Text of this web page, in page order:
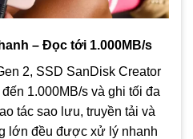
– Đọc tới 1.000MB/s
2, SSD SanDisk Creator
1.000MB/s và ghi tối đa
tác sao lưu, truyền tải và
lớn đều được xử lý nhanh